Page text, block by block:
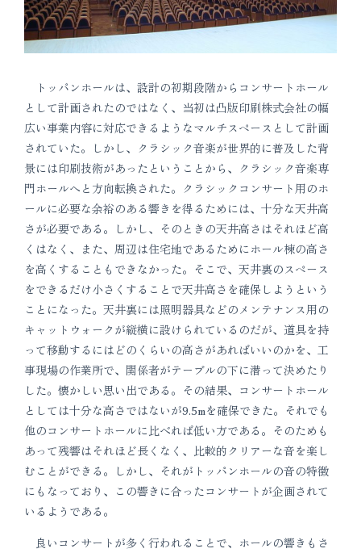
トッパンホールは、設計の初期段階からコンサートホール
として計画されたのではなく、当初は凸版印刷株式会社の幅
広い事業内容に対応できるようなマルチスペースとして計画
されていた。しかし、クラシック音楽が世界的に普及した背
景には印刷技術があったということから、クラシック音楽専
門ホールへと方向転換された。クラシックコンサート用のホ
ールに必要な余裕のある響きを得るためには、十分な天井高
さが必要である。しかし、そのときの天井高さはそれほど高
くはなく、また、周辺は住宅地であるためにホール棟の高さ
を高くすることもできなかった。そこで、天井裏のスペース
をできるだけ小さくすることで天井高さを確保しようという
ことになった。天井裏には照明器具などのメンテナンス用の
キャットウォークが縦横に設けられているのだが、道具を持
って移動するにはどのくらいの高さがあればいいのかを、工
事現場の作業所で、関係者がテーブルの下に潜って決めたり
した。懐かしい思い出である。その結果、コンサートホール
としては十分な高さではないが9.5mを確保できた。それでも
他のコンサートホールに比べれば低い方である。そのためも
あって残響はそれほど長くなく、比較的クリアーな音を楽し
むことができる。しかし、それがトッパンホールの音の特徴
にもなっており、この響きに合ったコンサートが企画されて
いるようである。
良いコンサートが多く行われることで、ホールの響きもさ